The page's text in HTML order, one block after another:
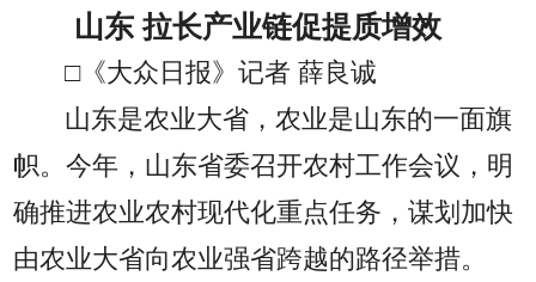
山东 拉长产业链促提质增效
□《大众日报》记者 薛良诚
山东是农业大省，农业是山东的一面旗
帜。今年，山东省委召开农村工作会议，明
确推进农业农村现代化重点任务，谋划加快
由农业大省向农业强省跨越的路径举措。